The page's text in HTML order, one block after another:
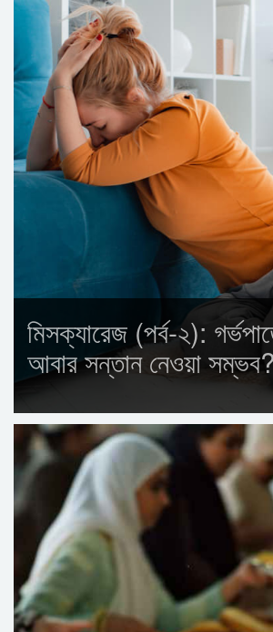
মিসক্যারেজ (পর্ব-২):
আবার সন্তান নেওয়া সম্ভব?